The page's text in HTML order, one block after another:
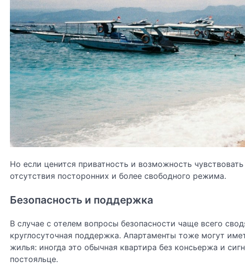
Но если ценится приватность и возможность
отсутствия посторонних и более свободного режима.
Безопасность и поддержка
В случае с отелем вопросы безопасности чаще всего
круглосуточная поддержка. Апартаменты тоже могут
жилья: иногда это обычная квартира без консьержа и
постояльце.